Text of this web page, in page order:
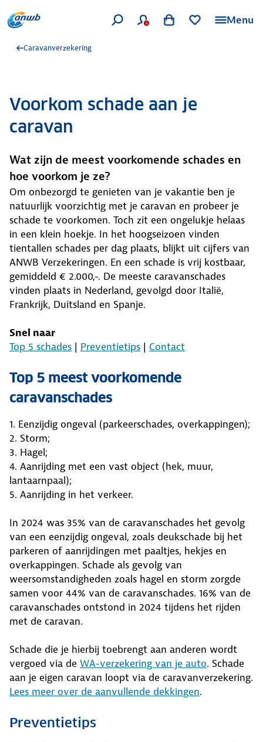
Menu
Caravanverzekering
Voorkom schade aan je
caravan
Wat zijn de meest voorkomende schades en
hoe voorkom je ze?
Om onbezorgd te genieten van je vakantie ben je
natuurlijk voorzichtig met je caravan en probeer je
schade te voorkomen. Toch zit een ongelukje helaas
in een klein hoekje. In het hoogseizoen vinden
tientallen schades per dag plaats, blijkt uit cijfers van
ANWB Verzekeringen. En een schade is vrij kostbaar,
gemiddeld € 2.000,-. De meeste caravanschades
vinden plaats in Nederland, gevolgd door Italië,
Frankrijk, Duitsland en Spanje.
Snel naar
Top 5 schades | Preventietips | Contact
Top 5 meest voorkomende
caravanschades
1. Eenzijdig ongeval (parkeerschades, overkappingen);
2. Storm;
3. Hagel;
4. Aanrijding met een vast object (hek, muur,
lantaarnpaal);
5. Aanrijding in het verkeer.
In 2024 was 35% van de caravanschades het gevolg
van een eenzijdig ongeval, zoals deukschade bij het
parkeren of aanrijdingen met paaltjes, hekjes en
overkappingen. Schade als gevolg van
weersomstandigheden zoals hagel en storm zorgde
samen voor 44% van de caravanschades. 16% van de
caravanschades ontstond in 2024 tijdens het rijden
met de caravan.
Schade die je hierbij toebrengt aan anderen wordt
vergoed via de WA-verzekering van je auto. Schade
aan je eigen caravan loopt via de caravanverzekering.
Lees meer over de aanvullende dekkingen.
Preventietips